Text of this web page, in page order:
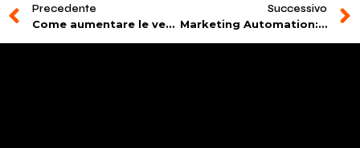
Precedente
Come aumentare le vendite con TikTok Ads?
Successivo
Marketing Automation: 3 flussi che il tuo eCommerce deve avere